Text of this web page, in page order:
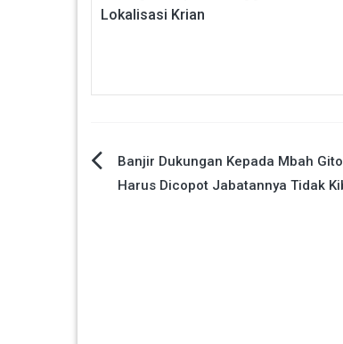
Lokalisasi Krian
Navigasi
Banjir Dukungan Kepada Mbah
Harus Dicopot Jabatannya Tidak